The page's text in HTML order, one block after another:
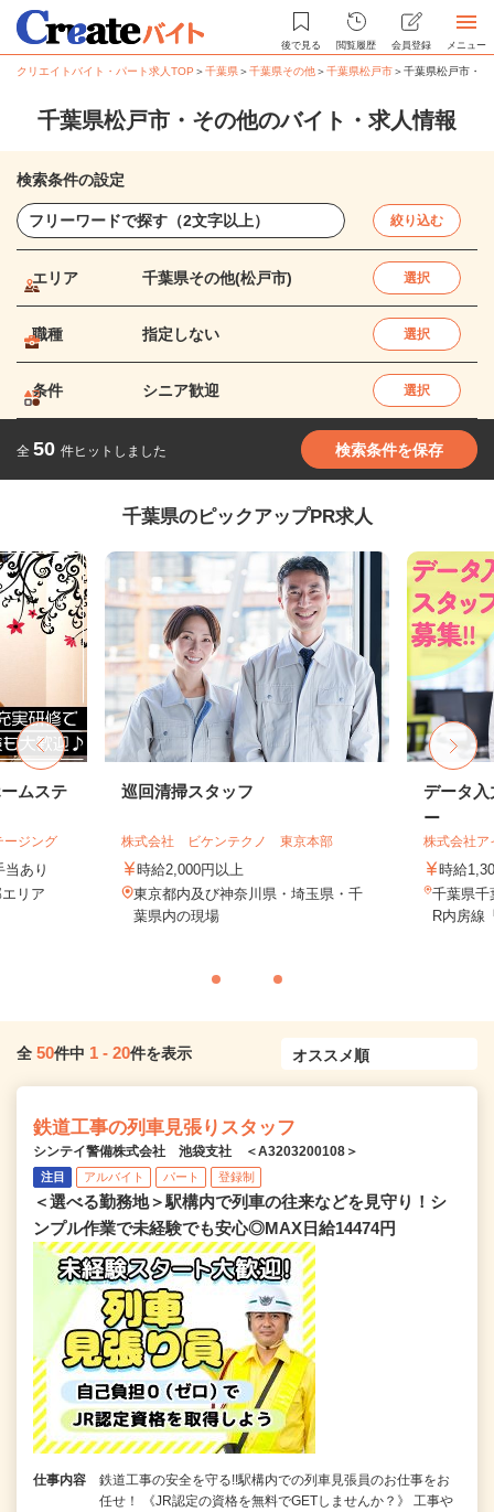
後で見る 閲覧履歴 会員登録 メニュー
クリエイトバイト・パート求人TOP ＞千葉県＞千葉県その他＞千葉県松戸市＞千葉県松戸市・
千葉県松戸市・その他のバイト・求人情報
検索条件の設定
絞り込む
エリア 千葉県その他(松戸市) 選択
職種 指定しない 選択
条件 シニア歓迎 選択
全 50 件ヒットしました 検索条件を保存
千葉県のピックアップPR求人
ムステ
ージング
あり
エリア
巡回清掃スタッフ
株式会社 ビケンテクノ 東京本部
時給2,000円以上
東京都内及び神奈川県・埼玉県・千
葉県内の現場
データ入
ー
株式会社ア
時給
千葉県千
R内房線
全 50件中 1 - 20件を表示
鉄道工事の列車見張りスタッフ
シンテイ警備株式会社 池袋支社 ＜A3203200108＞
注目 アルバイト パート 登録制
＜選べる勤務地＞駅構内で列車の往来などを見守り！シ
ンプル作業で未経験でも安心◎MAX日給14474円
仕事内容
鉄道工事の安全を守る!!駅構内での列車見張員のお仕事をお
任せ！ 《JR認定の資格を無料でGETしませんか？》 工事や